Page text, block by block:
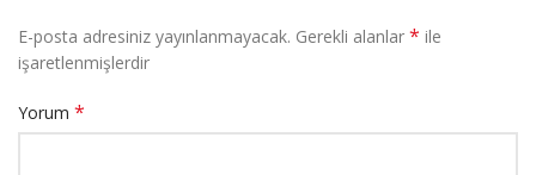
E-posta adresiniz yayınlanmayacak. Gerekli alanlar * ile
işaretlenmişlerdir
Yorum *